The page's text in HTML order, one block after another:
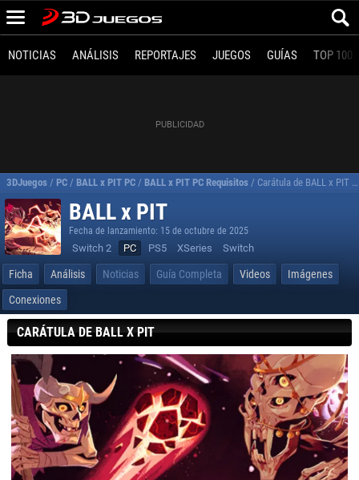
NOTICIAS ANÁLISIS REPORTAJES JUEGOS GUÍAS TOP 100
3DJuegos / PC / BALL x PIT PC / BALL x PIT PC Requisitos / Carátula de BALL x PIT para PC
BALL x PIT
Fecha de lanzamiento: 15 de octubre de 2025
Switch 2 PC PS5 XSeries Switch
Ficha Análisis Noticias Guía Completa Videos
Imágenes
Conexiones
CARÁTULA DE BALL X PIT